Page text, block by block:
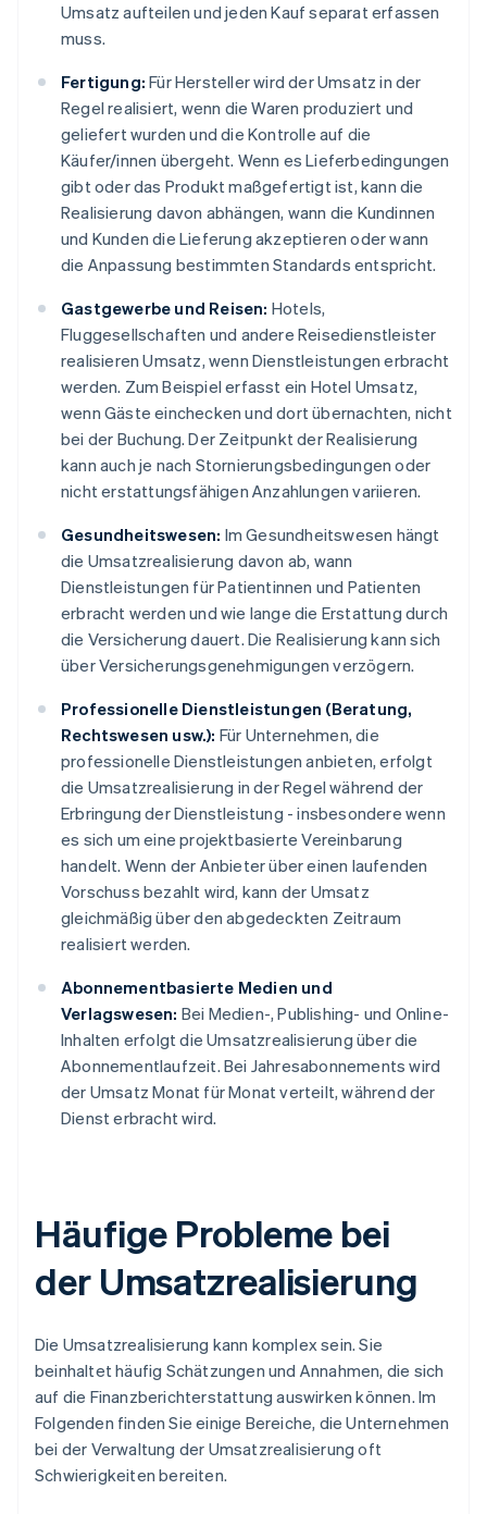
Umsatz aufteilen und jeden Kauf separat erfassen
muss.
Fertigung: Für Hersteller wird der Umsatz in der
Regel realisiert, wenn die Waren produziert und
geliefert wurden und die Kontrolle auf die
Käufer/innen übergeht. Wenn es Lieferbedingungen
gibt oder das Produkt maßgefertigt ist, kann die
Realisierung davon abhängen, wann die Kundinnen
und Kunden die Lieferung akzeptieren oder wann
die Anpassung bestimmten Standards entspricht.
Gastgewerbe und Reisen: Hotels,
Fluggesellschaften und andere Reisedienstleister
realisieren Umsatz, wenn Dienstleistungen erbracht
werden. Zum Beispiel erfasst ein Hotel Umsatz,
wenn Gäste einchecken und dort übernachten, nicht
bei der Buchung. Der Zeitpunkt der Realisierung
kann auch je nach Stornierungsbedingungen oder
nicht erstattungsfähigen Anzahlungen variieren.
Gesundheitswesen: Im Gesundheitswesen hängt
die Umsatzrealisierung davon ab, wann
Dienstleistungen für Patientinnen und Patienten
erbracht werden und wie lange die Erstattung durch
die Versicherung dauert. Die Realisierung kann sich
über Versicherungsgenehmigungen verzögern.
Professionelle Dienstleistungen (Beratung,
Rechtswesen usw.): Für Unternehmen, die
professionelle Dienstleistungen anbieten, erfolgt
die Umsatzrealisierung in der Regel während der
Erbringung der Dienstleistung - insbesondere wenn
es sich um eine projektbasierte Vereinbarung
handelt. Wenn der Anbieter über einen laufenden
Vorschuss bezahlt wird, kann der Umsatz
gleichmäßig über den abgedeckten Zeitraum
realisiert werden.
Abonnementbasierte Medien und
Verlagswesen: Bei Medien-, Publishing- und Online-
Inhalten erfolgt die Umsatzrealisierung über die
Abonnementlaufzeit. Bei Jahresabonnements wird
der Umsatz Monat für Monat verteilt, während der
Dienst erbracht wird.
Häufige Probleme bei
der Umsatzrealisierung
Die Umsatzrealisierung kann komplex sein. Sie
beinhaltet häufig Schätzungen und Annahmen, die sich
auf die Finanzberichterstattung auswirken können. Im
Folgenden finden Sie einige Bereiche, die Unternehmen
bei der Verwaltung der Umsatzrealisierung oft
Schwierigkeiten bereiten.